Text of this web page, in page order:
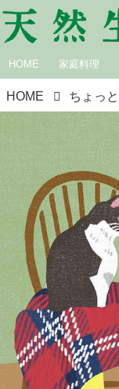
HOME 家庭料理
HOME